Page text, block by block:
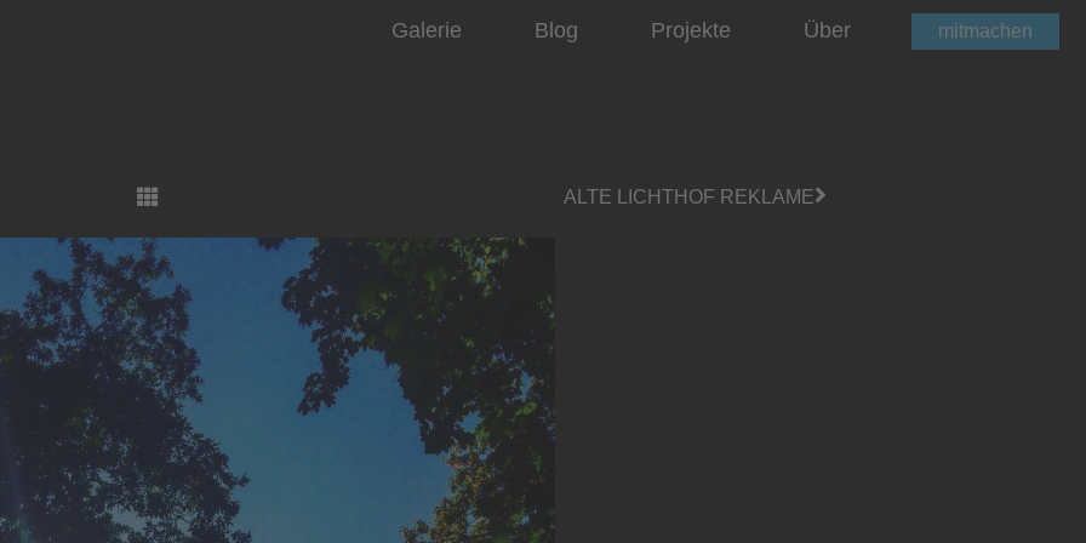
Galerie Blog Projekte Über mitmachen
ALTE LICHTHOF REKLAME